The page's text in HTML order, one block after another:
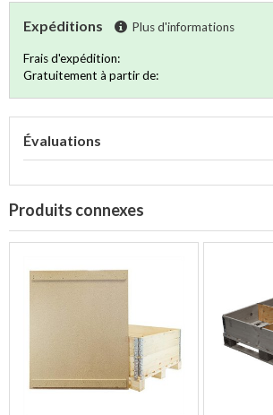
Expéditions Plus d'informations
Frais d'expédition:
Gratuitement à partir de:
Évaluations
Produits connexes